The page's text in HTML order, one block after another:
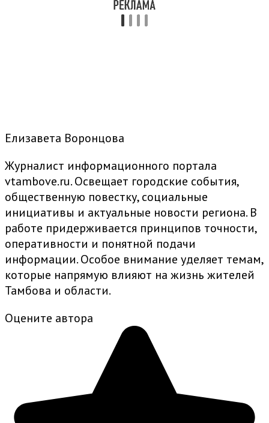
Елизавета Воронцова
Журналист информационного портала
vtambove.ru. Освещает городские события,
общественную повестку, социальные
инициативы и актуальные новости региона. В
работе придерживается принципов точности,
оперативности и понятной подачи
информации. Особое внимание уделяет темам,
которые напрямую влияют на жизнь жителей
Тамбова и области.
Оцените автора